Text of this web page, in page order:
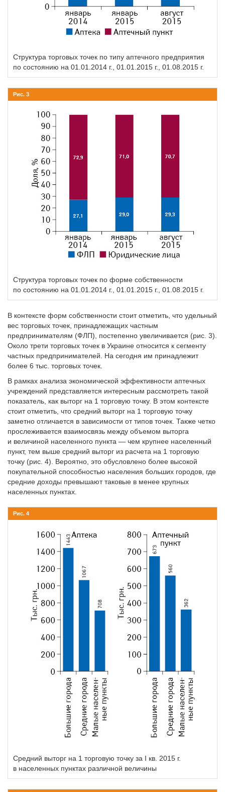
Структура торговых точек по типу аптечного предприятия
по состоянию на 01.01.2014 г., 01.01.2015 г., 01.08.2015 г.
Рис. 3
Структура торговых точек по форме собственности
по состоянию на 01.01.2014 г., 01.01.2015 г., 01.08.2015 г.
В контексте форм собственности стоит отметить, что удельный
вес торговых точек, принадлежащих частным
предпринимателям (ФЛП), постепенно увеличивается (рис. 3).
Около трети торговых точек в Украине относится к сегменту
частных предпринимателей. На сегодня им принадлежит
более 6 тыс. торговых точек.
В рамках анализа экономической эффективности аптечных
учреждений представляется интересным рассмотреть такой
показатель, как выторг на 1 торговую точку. В этом контексте
стоит отметить, что средний выторг на 1 торговую точку
заметно отличается в зависимости от типов точек. Также четко
прослеживается взаимосвязь между объемом выторга
и величиной населенного пунк­та — чем крупнее населенный
пункт, тем выше средний выторг из расчета на 1 торговую
точку (рис. 4). Вероятно, это обусловлено более высокой
покупательной способностью населения больших городов, где
средние доходы превышают таковые в менее крупных
населенных пунктах.
Рис. 4
Средний выторг на 1 торговую точку за I кв. 2015 г.
в населенных пунктах различной величины